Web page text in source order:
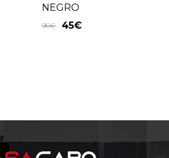
NEGRO
90€ 45€